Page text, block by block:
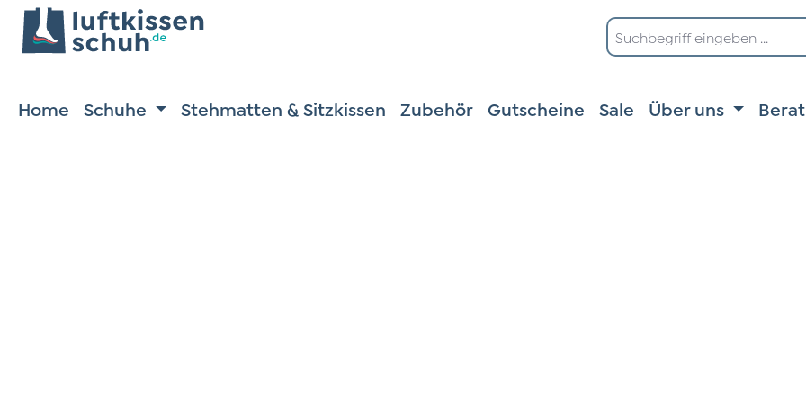
Hauptinhalt springen
Zur Suche springen
Zur Hauptnavigation springen
Home Schuhe Stehmatten & Sitzkissen Zubehör Gutscheine Sale Über uns